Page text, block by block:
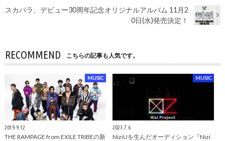
スカパラ、デビュー30周年記念オリジナルアルバム 11月2
0日(水)発売決定！
RECOMMEND こちらの記事も人気です。
MUSIC
2019.9.12
THE RAMPAGE from EXILE TRIBEの新
MUSIC
2023.7.6
NiziUを生んだオーディション『Nizi